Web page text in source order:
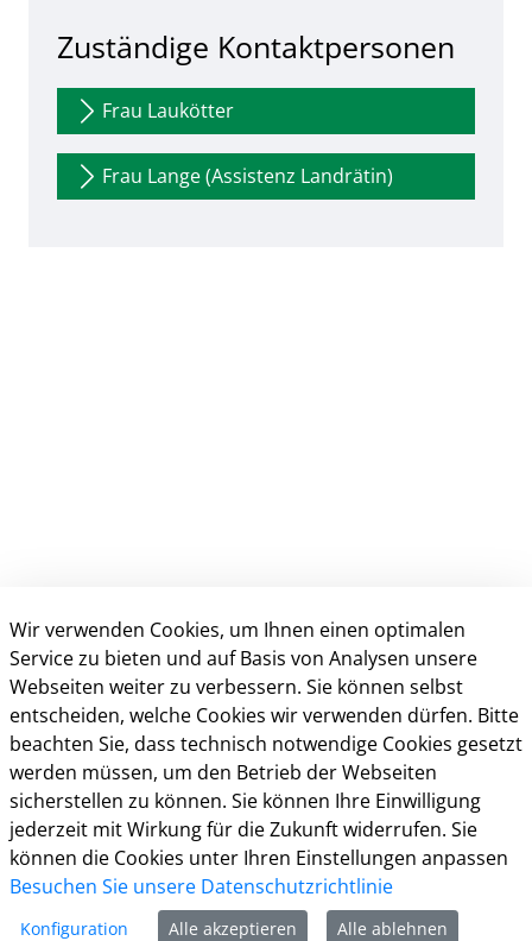
Zuständige Kontaktpersonen
Frau Laukötter
Frau Lange (Assistenz Landrätin)
Anschrift & Kontakt
Kreisverwaltung Gütersloh
Herzebrocker Str. 140
33334 Gütersloh
Tel.: 05241 85-0
Mail:kreisverwaltung@kreis-guetersloh.de
Web:www.kreis-guetersloh.de
Info
Wir verwenden Cookies, um Ihnen einen optimalen
Service zu bieten und auf Basis von Analysen unsere
Webseiten weiter zu verbessern. Sie können selbst
entscheiden, welche Cookies wir verwenden dürfen. Bitte
beachten Sie, dass technisch notwendige Cookies gesetzt
werden müssen, um den Betrieb der Webseiten
sicherstellen zu können. Sie können Ihre Einwilligung
jederzeit mit Wirkung für die Zukunft widerrufen. Sie
können die Cookies unter Ihren Einstellungen anpassen
Besuchen Sie unsere Datenschutzrichtlinie
Konfiguration Alle akzeptieren Alle ablehnen